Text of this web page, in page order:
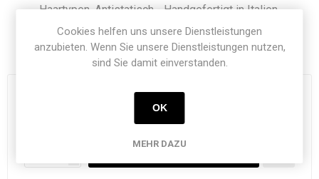
Haartypen. Antistatisch - Handgefertigt in Italien.
Artikelnummer: 1520-05
€ 64,39
Cookies helfen uns unsere Dienstleistungen
anzubieten. Wenn Sie unsere Dienstleistungen nutzen,
sind Sie damit einverstanden.
OK
MEHR DAZU